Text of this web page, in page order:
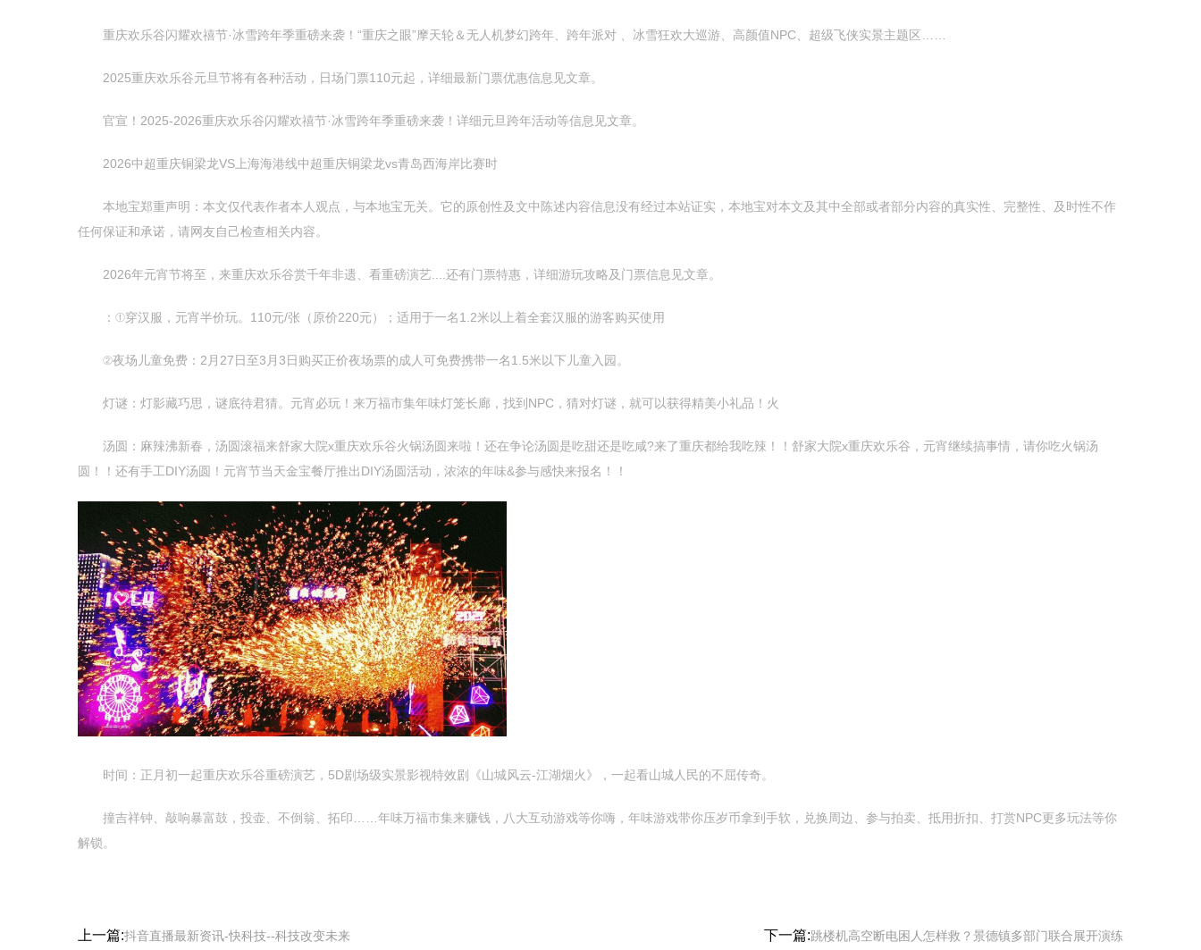
重庆欢乐谷闪耀欢禧节·冰雪跨年季重磅来袭！“重庆之眼”摩天轮＆无人机梦幻跨年、跨年派对 、冰雪狂欢大巡游、高颜值NPC、超级飞侠实景主题区……
2025重庆欢乐谷元旦节将有各种活动，日场门票110元起，详细最新门票优惠信息见文章。
官宣！2025-2026重庆欢乐谷闪耀欢禧节·冰雪跨年季重磅来袭！详细元旦跨年活动等信息见文章。
2026中超重庆铜梁龙VS上海海港线中超重庆铜梁龙vs青岛西海岸比赛时
本地宝郑重声明：本文仅代表作者本人观点，与本地宝无关。它的原创性及文中陈述内容信息没有经过本站证实，本地宝对本文及其中全部或者部分内容的真实性、完整性、及时性不作
任何保证和承诺，请网友自己检查相关内容。
2026年元宵节将至，来重庆欢乐谷赏千年非遗、看重磅演艺....还有门票特惠，详细游玩攻略及门票信息见文章。
：①穿汉服，元宵半价玩。110元/张（原价220元）；适用于一名1.2米以上着全套汉服的游客购买使用
②夜场儿童免费：2月27日至3月3日购买正价夜场票的成人可免费携带一名1.5米以下儿童入园。
灯谜：灯影藏巧思，谜底待君猜。元宵必玩！来万福市集年味灯笼长廊，找到NPC，猜对灯谜，就可以获得精美小礼品！火
汤圆：麻辣沸新春，汤圆滚福来舒家大院x重庆欢乐谷火锅汤圆来啦！还在争论汤圆是吃甜还是吃咸?来了重庆都给我吃辣！！舒家大院x重庆欢乐谷，元宵继续搞事情，请你吃火锅汤
圆！！还有手工DIY汤圆！元宵节当天金宝餐厅推出DIY汤圆活动，浓浓的年味&参与感快来报名！！
时间：正月初一起重庆欢乐谷重磅演艺，5D剧场级实景影视特效剧《山城风云-江湖烟火》，一起看山城人民的不屈传奇。
撞吉祥钟、敲响暴富鼓，投壶、不倒翁、拓印……年味万福市集来赚钱，八大互动游戏等你嗨，年味游戏带你压岁币拿到手软，兑换周边、参与拍卖、抵用折扣、打赏NPC更多玩法等你
解锁。
上一篇:抖音直播最新资讯-快科技--科技改变未来 下一篇:跳楼机高空断电困人怎样救？景德镇多部门联合展开演练